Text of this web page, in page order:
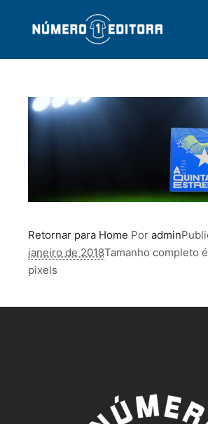
SLIDE1-3
Retornar para Home Por admin
janeiro de 2018Tamanho completo
pixels